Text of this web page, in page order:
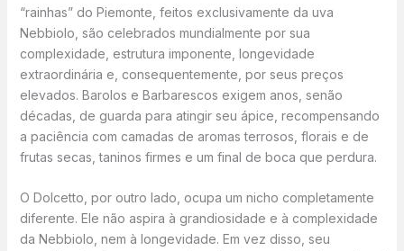
“rainhas” do Piemonte, feitos exclusivamente da uva
Nebbiolo, são celebrados mundialmente por sua
complexidade, estrutura imponente, longevidade
extraordinária e, consequentemente, por seus preços
elevados. Barolos e Barbarescos exigem anos, senão
décadas, de guarda para atingir seu ápice, recompensando
a paciência com camadas de aromas terrosos, florais e de
frutas secas, taninos firmes e um final de boca que perdura.
O Dolcetto, por outro lado, ocupa um nicho completamente
diferente. Ele não aspira à grandiosidade e à complexidade
da Nebbiolo, nem à longevidade. Em vez disso, seu